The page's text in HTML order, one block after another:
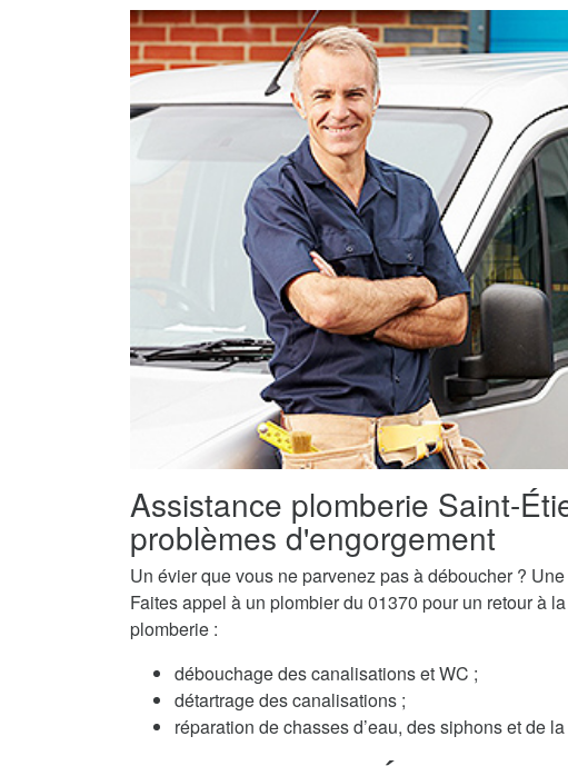
Assistance plomberie Saint-
problèmes d'engorgement
Un évier que vous ne parvenez pas à déboucher ?
Faites appel à un plombier du 01370 pour un retour à
plomberie :
débouchage des canalisations et WC ;
détartrage des canalisations ;
réparation de chasses d’eau, des siphons et de